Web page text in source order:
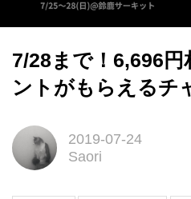
7/28まで！6,696
ントがもらえるチ
2019-07-24
Saori